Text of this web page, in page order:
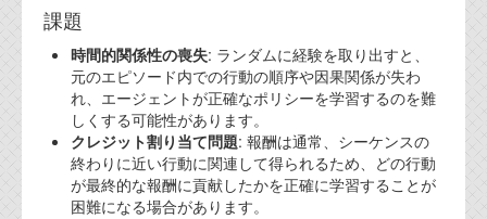
課題
時間的関係性の喪失: ランダムに経験を取り出すと、
元のエピソード内での行動の順序や因果関係が失わ
れ、エージェントが正確なポリシーを学習するのを難
しくする可能性があります。
クレジット割り当て問題: 報酬は通常、シーケンスの
終わりに近い行動に関連して得られるため、どの行動
が最終的な報酬に貢献したかを正確に学習することが
困難になる場合があります。